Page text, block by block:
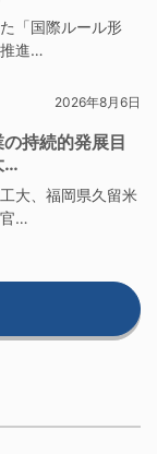
「国際ルール形
進…
2026年8月6日
持続的発展目
…
大、福岡県久留米
…